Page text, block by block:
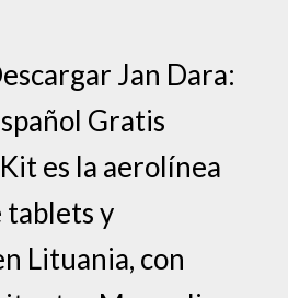
Jan Dara:
Gratis
es la aerolínea
tablets y
Lituania, con